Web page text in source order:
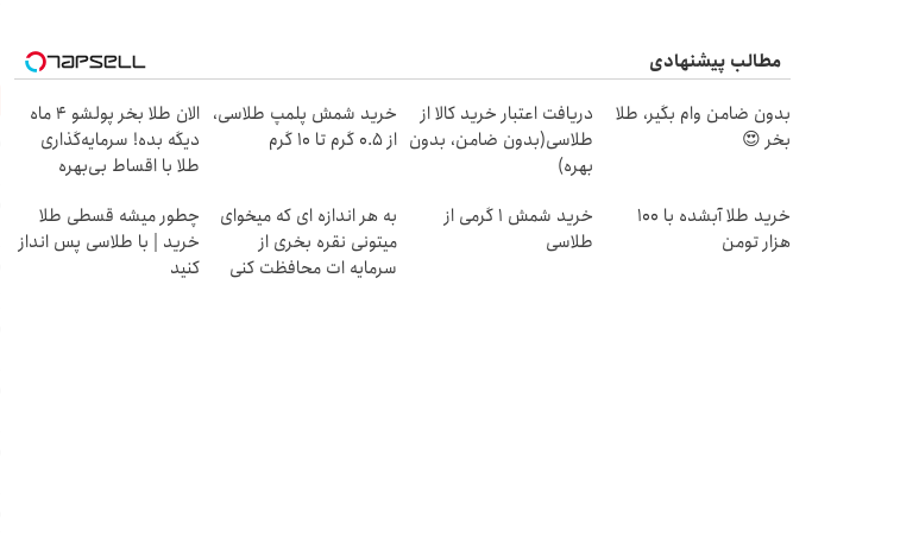
مطالب پیشنهادی
بدون ضامن وام بگیر، طلا
بخر 😍
دریافت اعتبار خرید کالا از
طلاسی(بدون ضامن، بدون
بهره)
خرید شمش پلمپ طلاسی،
از ۰.۵ گرم تا ۱۰ گرم
الان طلا بخر پولشو 4 ماه
دیگه بده! سرمایه‌گذاری
طلا با اقساط بی‌بهره
خرید طلا آبشده با 100
هزار تومن
خرید شمش 1 گرمی از
طلاسی
به هر اندازه ای که میخوای
میتونی نقره بخری از
سرمایه ات محافظت کنی
چطور میشه قسطی طلا
خرید | با طلاسی پس انداز
کنید